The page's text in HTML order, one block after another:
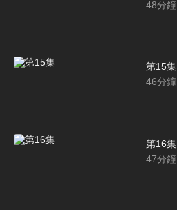
48分鐘
第15集
46分鐘
第16集
47分鐘